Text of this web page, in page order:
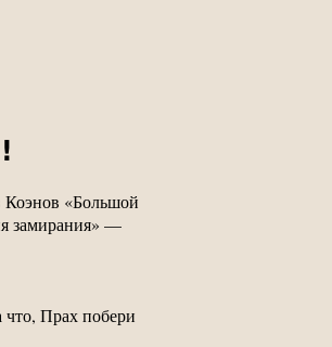
Коэнов «Большой
замирания» —
что, Прах побери